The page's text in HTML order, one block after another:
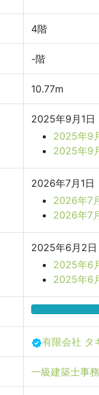
4階
-階
10.77m
2025年9月1日
2025年9
2025年9
2026年7月1日
2026年7
2026年7
2025年6月2日
2025年6
2025年6
有限会社 タ
一級建築士事